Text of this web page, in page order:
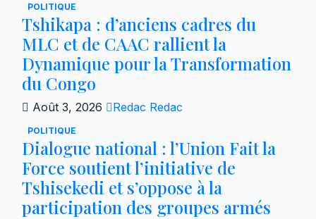
POLITIQUE
Tshikapa : d’anciens cadres du
MLC et de CAAC rallient la
Dynamique pour la Transformation
du Congo
Août 3, 2026 Redac Redac
POLITIQUE
Dialogue national : l’Union Fait la
Force soutient l’initiative de
Tshisekedi et s’oppose à la
participation des groupes armés